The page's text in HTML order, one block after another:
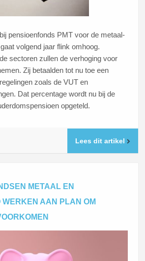
pensioenfonds PMT voor de metaal-
volgend jaar flink omhoog.
sectoren zullen de verhoging voor
Zij betaalden tot nu toe een
zoals de VUT en
Dat percentage wordt nu bij de
opgeteld.
Lees dit artikel
METAAL EN
WERKEN AAN PLAN OM